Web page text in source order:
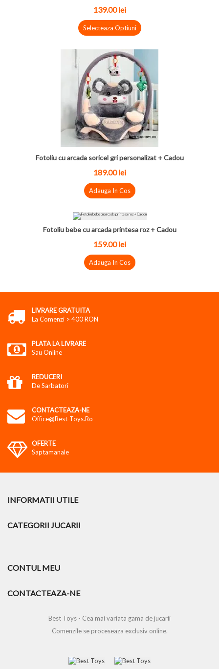
139.00lei
Selecteaza Optiuni
Fotoliu cu arcada soricel gri personalizat + Cadou
189.00lei
Adauga In Cos
Fotoliu bebe cu arcada printesa roz + Cadou
159.00lei
Adauga In Cos
LIVRARE GRATUITA
La Comenzi > 400 RON
PLATA LA LIVRARE
Sau Online
REDUCERI
De Sarbatori
CONTACTEAZA-NE
Office@best-Toys.ro
OFERTE
Saptamanale
INFORMATII UTILE
CATEGORII JUCARII
CONTUL MEU
CONTACTEAZA-NE
Best Toys - Cea mai variata gama de jucarii
Comenzile se proceseaza exclusiv online.